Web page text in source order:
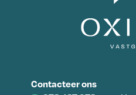
Contacteer ons